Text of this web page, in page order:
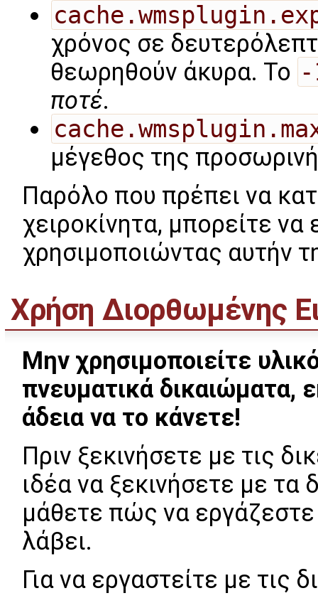
χρόνος σε
θεωρηθούν άκυρα. Το -
ποτέ.
μέγεθος της
Παρόλο που πρέπει να
χειροκίνητα, μπορείτε
χρησιμοποιώντας αυτήν
Χρήση Διορθωμένης
Μην χρησιμοποιείτε
πνευματικά δικαιώματα,
άδεια να το κάνετε!
Πριν ξεκινήσετε με τις
ιδέα να ξεκινήσετε με
μάθετε πώς να εργάζεστε
λάβει.
Για να εργαστείτε με τις